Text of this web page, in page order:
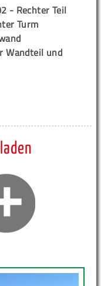
- Rechter Teil
Turm
Wandteil und